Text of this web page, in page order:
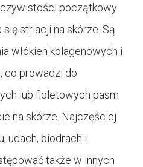
początkowy
striacji na skórze. Są
włókien kolagenowych i
co prowadzi do
lub fioletowych pasm
na skórze. Najczęściej
udach, biodrach i
także w innych